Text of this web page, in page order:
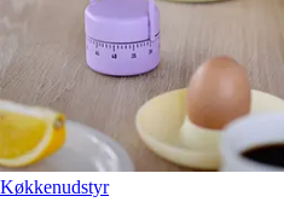
Køkkenudstyr